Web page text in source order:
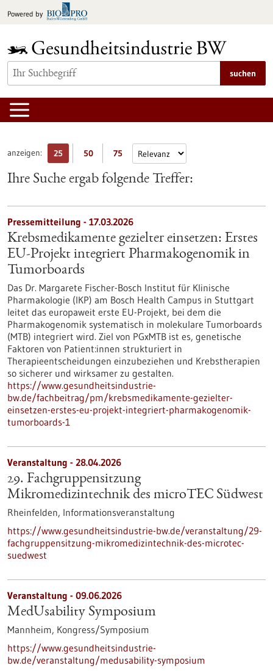
Inhalt
Powered by
suchen
anzeigen: 25 50 75
Ihre Suche ergab folgende Treffer:
Pressemitteilung - 17.03.2026
Krebsmedikamente gezielter einsetzen: Erstes
EU-Projekt integriert Pharmakogenomik in
Tumorboards
Das Dr. Margarete Fischer-Bosch Institut für Klinische
Pharmakologie (IKP) am Bosch Health Campus in Stuttgart
leitet das europaweit erste EU-Projekt, bei dem die
Pharmakogenomik systematisch in molekulare Tumorboards
(MTB) integriert wird. Ziel von PGxMTB ist es, genetische
Faktoren von Patient:innen strukturiert in
Therapieentscheidungen einzubeziehen und Krebstherapien
so sicherer und wirksamer zu gestalten.
https://www.gesundheitsindustrie-
bw.de/fachbeitrag/pm/krebsmedikamente-gezielter-
einsetzen-erstes-eu-projekt-integriert-pharmakogenomik-
tumorboards-1
Veranstaltung - 28.04.2026
29. Fachgruppensitzung
Mikromedizintechnik des microTEC Südwest
Rheinfelden, Informationsveranstaltung
https://www.gesundheitsindustrie-bw.de/veranstaltung/29-
fachgruppensitzung-mikromedizintechnik-des-microtec-
suedwest
Veranstaltung - 09.06.2026
MedUsability Symposium
Mannheim, Kongress/Symposium
https://www.gesundheitsindustrie-
bw.de/veranstaltung/medusability-symposium